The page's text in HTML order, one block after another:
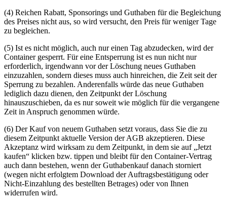
(4) Reichen Rabatt, Sponsorings und Guthaben für die Begleichung
des Preises nicht aus, so wird versucht, den Preis für weniger Tage
zu begleichen.
(5) Ist es nicht möglich, auch nur einen Tag abzudecken, wird der
Container gesperrt. Für eine Entsperrung ist es nun nicht nur
erforderlich, irgendwann vor der Löschung neues Guthaben
einzuzahlen, sondern dieses muss auch hinreichen, die Zeit seit der
Sperrung zu bezahlen. Anderenfalls würde das neue Guthaben
lediglich dazu dienen, den Zeitpunkt der Löschung
hinauszuschieben, da es nur soweit wie möglich für die vergangene
Zeit in Anspruch genommen würde.
(6) Der Kauf von neuem Guthaben setzt voraus, dass Sie die zu
diesem Zeitpunkt aktuelle Version der AGB akzeptieren. Diese
Akzeptanz wird wirksam zu dem Zeitpunkt, in dem sie auf „Jetzt
kaufen“ klicken bzw. tippen und bleibt für den Container-Vertrag
auch dann bestehen, wenn der Guthabenkauf danach storniert
(wegen nicht erfolgtem Download der Auftragsbestätigung oder
Nicht-Einzahlung des bestellten Betrages) oder von Ihnen
widerrufen wird.